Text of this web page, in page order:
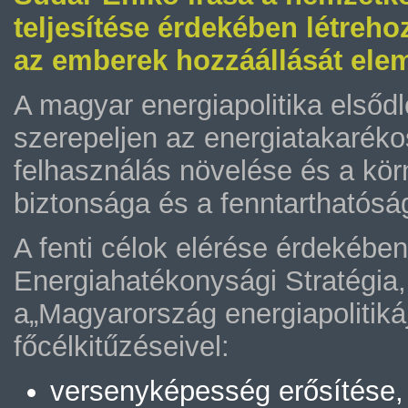
teljesítése érdekében
az emberek hozzáállását
A magyar energiapolitika
szerepeljen az
felhasználás növelése és a
biztonsága és a
A fenti célok elérése
Energiahatékonysági
a„Magyarország
főcélkitűzéseivel:
versenyképesség erősítése,